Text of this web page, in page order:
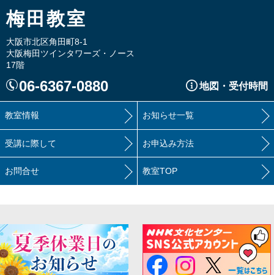
梅田教室
大阪市北区角田町8-1
大阪梅田ツインタワーズ・ノース
17階
06-6367-0880 地図・受付時間
教室情報 お知らせ一覧
受講に際して お申込み方法
お問合せ 教室TOP